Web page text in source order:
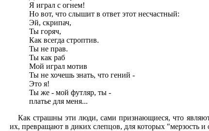
Я играл с огнем!
Но вот, что слышит в ответ этот несчастный:
Эй, скрипач,
Ты горяч,
Как всегда строптив.
Ты не прав.
Ты как раб
Мой играл мотив
Ты не хочешь знать, что гений -
Это я!
Ты же - мой футляр, ты -
платье для меня...
Как страшны эти люди, сами признающиеся, что
их, превращают в диких слепцов, для которых "мерзость и